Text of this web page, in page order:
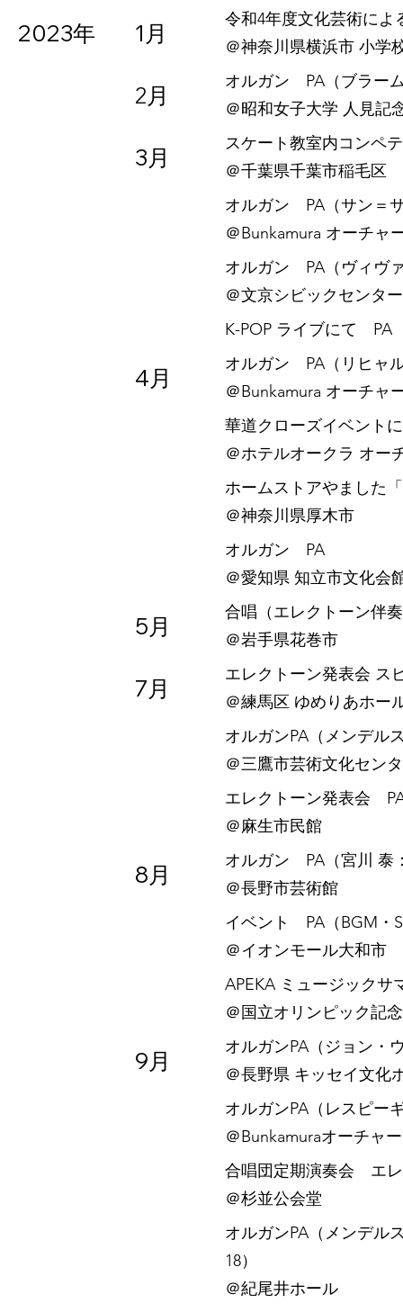
令和4年度文化芸術に
＠神奈川県横浜市 小学
2023年 1月
オルガン PA（ブラー
＠昭和女子大学 人見記
2月
スケート教室内コンペ
​＠千葉県千葉市稲毛区
3月
オルガン PA（サン＝
＠Bunkamura オーチャ
オルガン PA（ヴィヴ
＠文京シビックセンタ
K-POP ライブにて PA
オルガン PA（リヒャ
＠Bunkamura オーチャ
4月
華道クローズイベント
＠ホテルオークラ オー
ホームストアやました
​＠神奈川県厚木市
オルガン PA
＠愛知県 知立市文化会
合唱（エレクトーン伴
​＠岩手県花巻市
5月
エレクトーン発表会 ス
＠練馬区 ゆめりあホー
7月
オルガンPA（メンデル
＠三鷹市芸術文化セン
エレクトーン発表会
​＠麻生市民館
オルガン PA（宮川 泰
​＠長野市芸術館
8月
イベント PA（BGM・
​＠イオンモール大和市
APEKA ミュージック
＠国立オリンピック記
オルガンPA（ジョン・
＠長野県 キッセイ文化
9月
オルガンPA（レスピー
＠Bunkamuraオーチャ
合唱団定期演奏会 エレ
​＠杉並公会堂
オルガンPA（メンデル
18）
​＠紀尾井ホール